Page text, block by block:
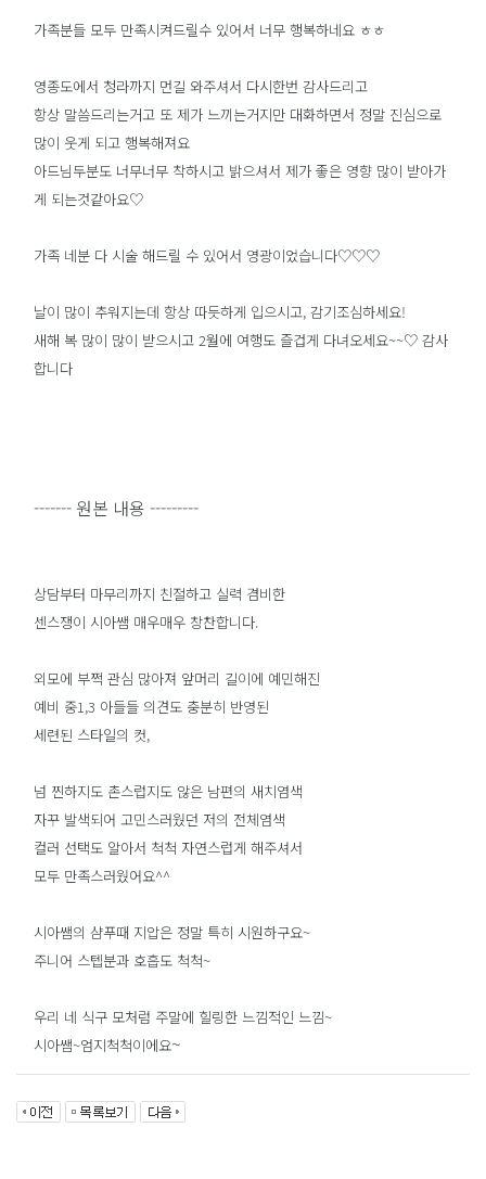
가족분들 모두 만족시켜드릴수 있어서 너무 행복하네요 ㅎㅎ
영종도에서 청라까지 먼길 와주셔서 다시한번 감사드리고
항상 말씀드리는거고 또 제가 느끼는거지만 대화하면서 정말 진심으로
많이 웃게 되고 행복해져요
아드님두분도 너무너무 착하시고 밝으셔서 제가 좋은 영향 많이 받아가
게 되는것같아요♡
가족 네분 다 시술 해드릴 수 있어서 영광이었습니다♡♡♡
날이 많이 추워지는데 항상 따듯하게 입으시고, 감기조심하세요!
새해 복 많이 많이 받으시고 2월에 여행도 즐겁게 다녀오세요~~♡ 감사
합니다
------- 원본 내용 ---------
상담부터 마무리까지 친절하고 실력 겸비한
센스쟁이 시아쌤 매우매우 창찬합니다.
외모에 부쩍 관심 많아져 앞머리 길이에 예민해진
예비 중1,3 아들들 의견도 충분히 반영된
세련된 스타일의 컷,
넘 찐하지도 촌스럽지도 않은 남편의 새치염색
자꾸 발색되어 고민스러웠던 저의 전체염색
컬러 선택도 알아서 척척 자연스럽게 해주셔서
모두 만족스러웠어요^^
시아쌤의 샴푸때 지압은 정말 특히 시원하구요~
주니어 스텝분과 호흡도 척척~
우리 네 식구 모처럼 주말에 힐링한 느낌적인 느낌~
시아쌤~엄지척척이에요~